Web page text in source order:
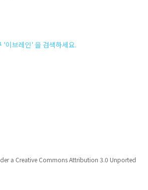
'이브레인' 을 검색하세요.
a Creative Commons Attribution 3.0 Unported